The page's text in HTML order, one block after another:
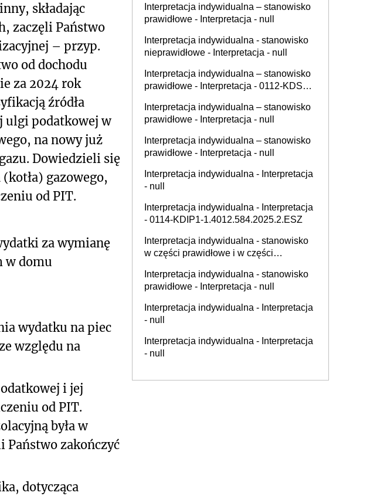
składając
zaczęli Państwo
– przyp.
od dochodu
za 2024 rok
źródła
ulgi podatkowej w
na nowy już
Dowiedzieli się
gazowego,
od PIT.
za wymianę
w domu
wydatku na piec
względu na
i jej
od PIT.
była w
Państwo zakończyć
dotycząca
Interpretacja indywidualna – stanowisko
prawidłowe - Interpretacja - null
Interpretacja indywidualna - stanowisko
nieprawidłowe - Interpretacja - null
Interpretacja indywidualna – stanowisko
prawidłowe - Interpretacja - 0112-KDSL1-
Interpretacja indywidualna – stanowisko
prawidłowe - Interpretacja - null
Interpretacja indywidualna – stanowisko
prawidłowe - Interpretacja - null
Interpretacja indywidualna - Interpretacja
- null
Interpretacja indywidualna - Interpretacja
- 0114-KDIP1-1.4012.584.2025.2.ESZ
Interpretacja indywidualna - stanowisko
w części prawidłowe i w części
Interpretacja indywidualna - stanowisko
prawidłowe - Interpretacja - null
Interpretacja indywidualna - Interpretacja
- null
Interpretacja indywidualna - Interpretacja
- null